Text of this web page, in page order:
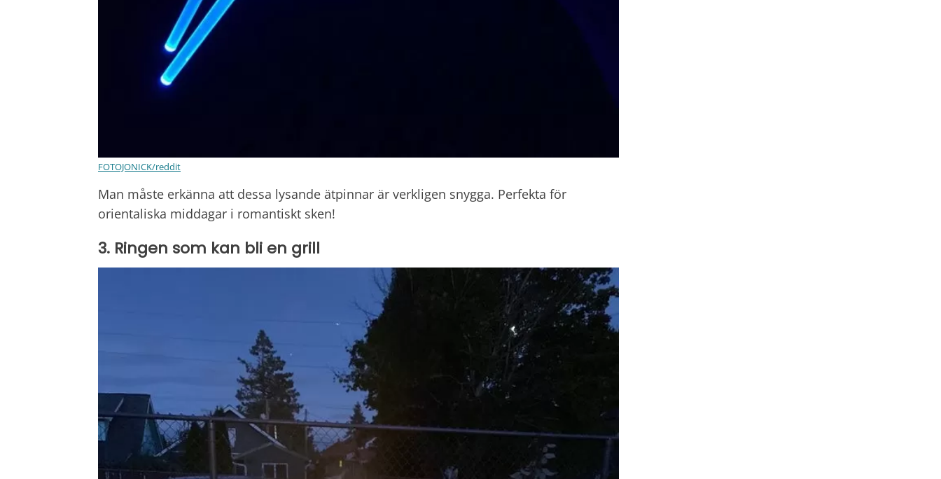
FOTOJONICK/reddit
Man måste erkänna att dessa lysande ätpinnar är verkligen snygga. Perfekta för
orientaliska middagar i romantiskt sken!
3. Ringen som kan bli en grill